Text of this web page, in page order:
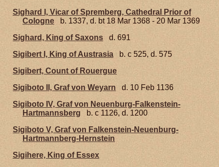
Sighard I, Vicar of Spremberg, Cathedral Prior of
Cologne
b. 1337, d. bt 18 Mar 1368 - 20 Mar 1369
Sighard, King of Saxons
d. 691
Sigibert I, King of Austrasia
b. c 525, d. 575
Sigibert, Count of Rouergue
Sigiboto II, Graf von Weyarn
d. 10 Feb 1136
Sigiboto IV, Graf von Neuenburg-Falkenstein-
Hartmannsberg
b. c 1126, d. 1200
Sigiboto V, Graf von Falkenstein-Neuenburg-
Hartmannberg-Hernstein
Sigihere, King of Essex